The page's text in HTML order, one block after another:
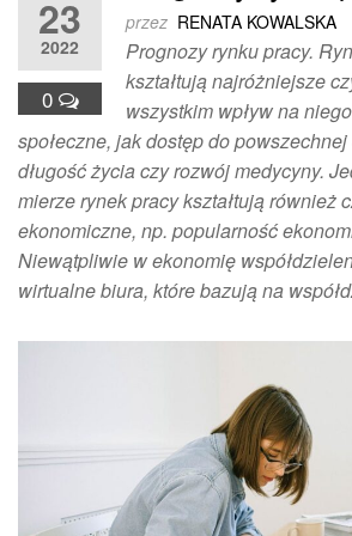
23
2022
0
przez RENATA KOWALSKA
Prognozy rynku pracy.
kształtują najróżniejsze
wszystkim wpływ na
społeczne, jak dostęp do
długość życia czy rozwój medycyny.
mierze rynek pracy kształtują również
ekonomiczne, np. popularność
Niewątpliwie w ekonomię
wirtualne biura, które bazują na